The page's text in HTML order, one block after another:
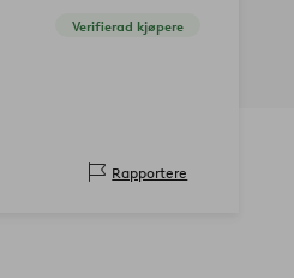
Verifierad kjøpere
Rapportere